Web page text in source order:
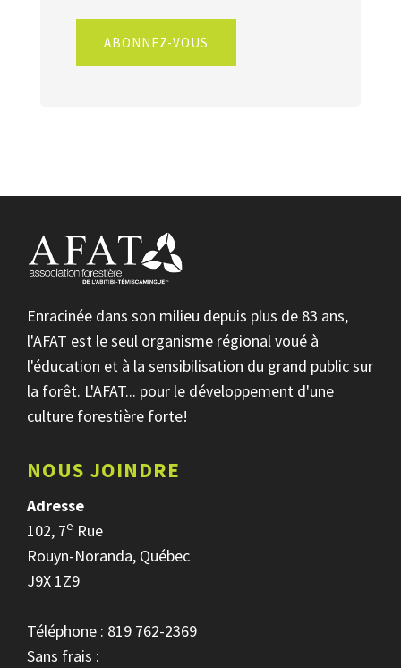
ABONNEZ-VOUS
Enracinée dans son milieu depuis plus de 83 ans,
l'AFAT est le seul organisme régional voué à
l'éducation et à la sensibilisation du grand public sur
la forêt. L'AFAT... pour le développement d'une
culture forestière forte!
NOUS JOINDRE
Adresse
102, 7e Rue
Rouyn-Noranda, Québec
J9X 1Z9
Téléphone : 819 762-2369
Sans frais :